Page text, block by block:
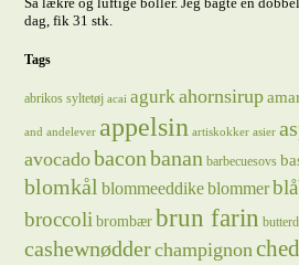
dag, fik 31 stk.
Tags
abrikos syltetøj acai agurkahornsirup
and andelever appelsin artiskokker asier
avocadobaconbanan barbecuesovs
blomkål blommeeddikeblommer
broccoli brombær brun farin
cashewnødderchampignon